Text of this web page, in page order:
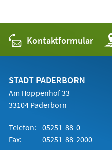
Kontaktformular
in
STADT PADERBORN
Am Hoppenhof 33
33104 Paderborn
Telefon: 05251 88-0
Fax:
05251 88-2000